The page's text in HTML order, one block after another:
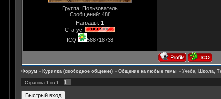
Группа: Пользователь
Сообщений: 488
Награды: 1
Статус:
ICQ:
588718738
Форум » Курилка (свободное общение) » Общение на любые темы » Учеба, Школа,
Страница 1 из 1 1